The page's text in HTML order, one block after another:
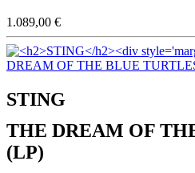
1.089,00 €
STING
THE DREAM OF
(LP)